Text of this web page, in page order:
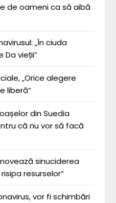
de oameni ca să aibă
„În ciuda
Da vieții”
„Orice alegere
liberă”
din Suedia
că nu vor să facă
sinuciderea
resurselor”
vor fi schimbări